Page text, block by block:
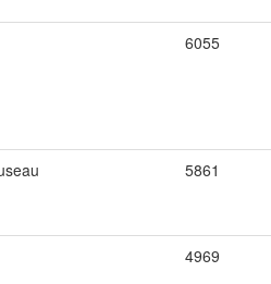
6055
5861
4969